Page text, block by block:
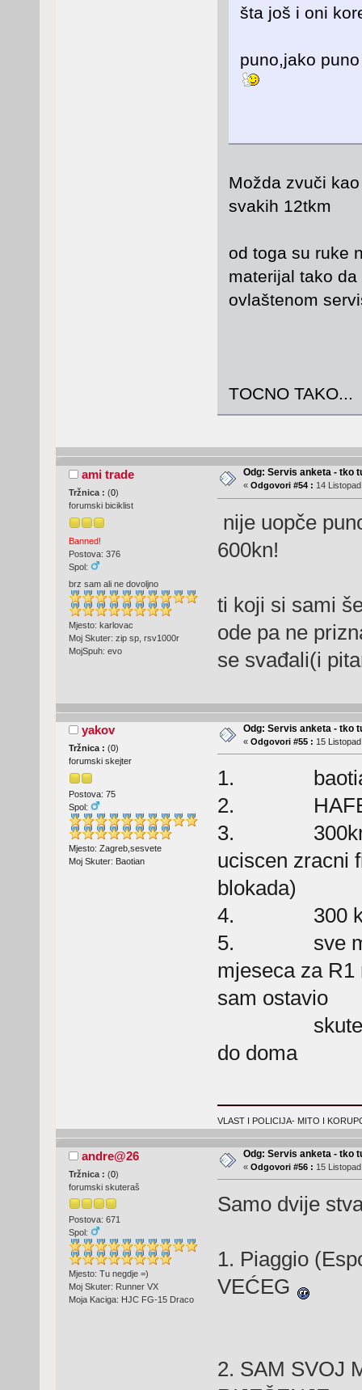
šta još i oni
puno,jako
Možda zvuči
svakih 12tkm
od toga su ruke
materijal tako
ovlaštenom
TOCNO TAKO...
ami trade
Tržnica : (0)
forumski biciklist
Banned!
Postova: 376
Spol:
brz sam ali ne dovoljno
Mjesto: karlovac
Moj Skuter: zip sp, rsv1000r
MojSpuh: evo
Odg: Servis anketa - tko
« Odgovori #54 : 14
nije uopče
600kn!
ti koji si sami
ode pa ne
se svađali(i
yakov
Tržnica : (0)
forumski skejter
Postova: 75
Spol:
Mjesto: Zagreb,sesvete
Moj Skuter: Baotian
Odg: Servis anketa - tko
« Odgovori #55 : 15
1.
2.
3.
uciscen zracni
blokada)
4. 300 kn
5. sve mi se
mjeseca za
sam ostavio
skuter
do doma
VLAST I POLICIJA- MITO I
andre@26
Tržnica : (0)
forumski skuteraš
Postova: 671
Spol:
Mjesto: Tu negdje =)
Moj Skuter: Runner VX
Moja Kaciga: HJC FG-15 Draco
Odg: Servis anketa - tko
« Odgovori #56 : 15
Samo dvije
1. Piaggio
VEĆEG
2. SAM SVOJ